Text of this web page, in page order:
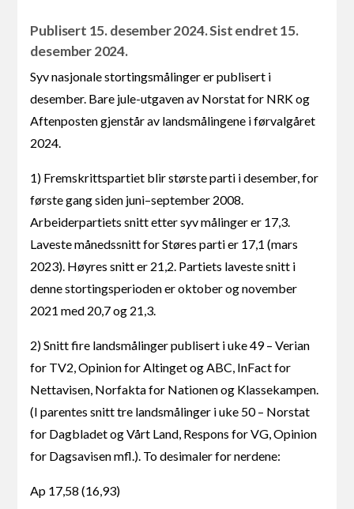
Publisert 15. desember 2024. Sist endret 15.
desember 2024.
Syv nasjonale stortingsmålinger er publisert i
desember. Bare jule-utgaven av Norstat for NRK og
Aftenposten gjenstår av landsmålingene i førvalgåret
2024.
1) Fremskrittspartiet blir største parti i desember, for
første gang siden juni–september 2008.
Arbeiderpartiets snitt etter syv målinger er 17,3.
Laveste månedssnitt for Støres parti er 17,1 (mars
2023). Høyres snitt er 21,2. Partiets laveste snitt i
denne stortingsperioden er oktober og november
2021 med 20,7 og 21,3.
2) Snitt fire landsmålinger publisert i uke 49 – Verian
for TV2, Opinion for Altinget og ABC, InFact for
Nettavisen, Norfakta for Nationen og Klassekampen.
(I parentes snitt tre landsmålinger i uke 50 – Norstat
for Dagbladet og Vårt Land, Respons for VG, Opinion
for Dagsavisen mfl.). To desimaler for nerdene:
Ap 17,58 (16,93)